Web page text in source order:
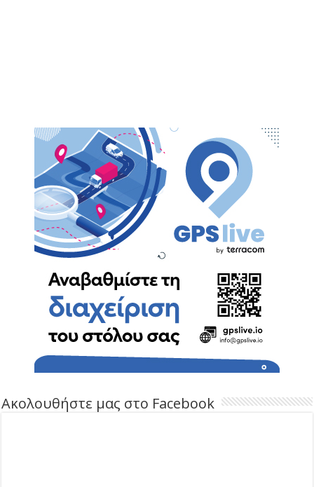
Ακολουθήστε μας στο Facebook